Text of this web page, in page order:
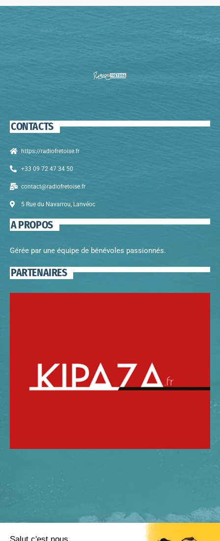
CONTACTS
https://radiofretoise.fr
+33 09 72 47 34 50
contact@radiofretoise.fr
5 Rue du Navarrou, Lanvéoc
A PROPOS
Gérée par une équipe de bénévoles passionnés.
PARTENAIRES